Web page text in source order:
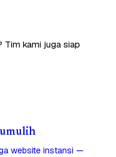
Tim kami juga siap
website instansi —